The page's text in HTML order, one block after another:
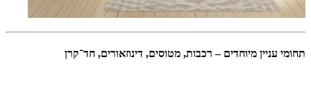
תחומי עניין מיוחדים – רכבות, מטוסים, דינוזאורים, חד־קרן